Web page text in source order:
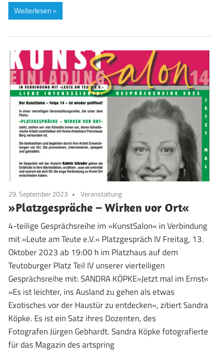
Weiterlesen
29. September 2023 Veranstaltung
»Platzgespräche – Wirken vor Ort«
4-teilige Gesprächsreihe im »KunstSalon« in Verbindung
mit »Leute am Teute e.V.« Platzgespräch IV Freitag, 13.
Oktober 2023 ab 19:00 h im Platzhaus auf dem
Teutoburger Platz Teil IV unserer vierteiligen
Gesprächsreihe mit: SANDRA KÖPKE»Jetzt mal im Ernst«
»Es ist leichter, ins Ausland zu gehen als etwas
Exotisches vor der Haustür zu entdecken«, zitiert Sandra
Köpke. Es ist ein Satz ihres Dozenten, des
Fotografen Jürgen Gebhardt. Sandra Köpke fotografierte
für das Magazin des artspring